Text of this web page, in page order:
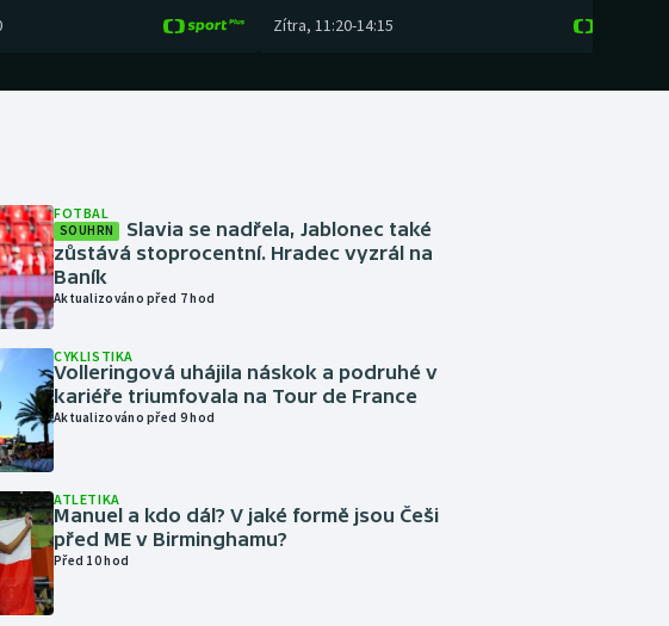
Zítra, 11:20-14:15
FOTBAL
SOUHRN
Slavia se nadřela, Jablonec také
zůstává stoprocentní. Hradec vyzrál na
Baník
Aktualizováno před 7 hod
CYKLISTIKA
Volleringová uhájila náskok a podruhé v
kariéře triumfovala na Tour de France
Aktualizováno před 9 hod
ATLETIKA
Manuel a kdo dál? V jaké formě jsou Češi
před ME v Birminghamu?
Před 10 hod